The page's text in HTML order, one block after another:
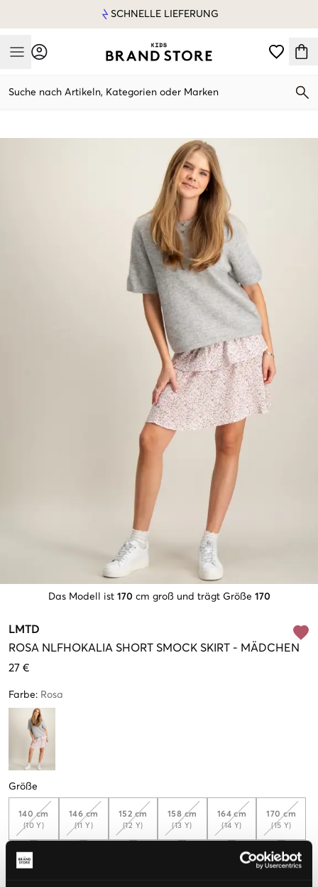
SCHNELLE LIEFERUNG
Mobile Menu
Suche nach Artikeln, Kategorien oder Marken
Das Modell ist 170 cm groß und trägt Größe 170
LMTD
ROSA NLFHOKALIA SHORT SMOCK SKIRT - MÄDCHEN
27 €
Farbe: Rosa
Größe
140 cm
(10 Y)
146 cm
(11 Y)
152 cm
(12 Y)
158 cm
(13 Y)
164 cm
(14 Y)
170 cm
(15 Y)
176 cm